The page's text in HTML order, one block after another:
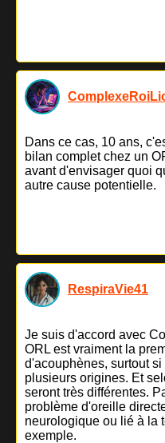
Dans ce cas, 10 ans,
bilan complet chez un
avant d'envisager quoi
autre cause potentielle.
RespiraVie41
Je suis d'accord avec
ORL est vraiment la
d'acouphènes, surtout
plusieurs origines. Et
seront très différentes.
problème d'oreille
neurologique ou lié à la
exemple.